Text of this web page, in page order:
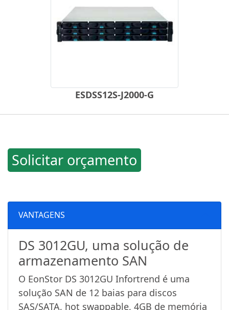
ESDSS12S-J2000-G
Solicitar orçamento
VANTAGENS
DS 3012GU, uma solução de
armazenamento SAN
O EonStor DS 3012GU Infortrend é uma
solução SAN de 12 baias para discos
SAS/SATA, hot swappable, 4GB de memória